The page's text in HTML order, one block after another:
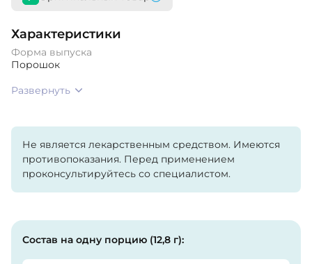
Характеристики
Форма выпуска
Порошок
Развернуть
Не является лекарственным средством. Имеются
противопоказания. Перед применением
проконсультируйтесь со специалистом.
Состав на одну порцию (12,8 г):